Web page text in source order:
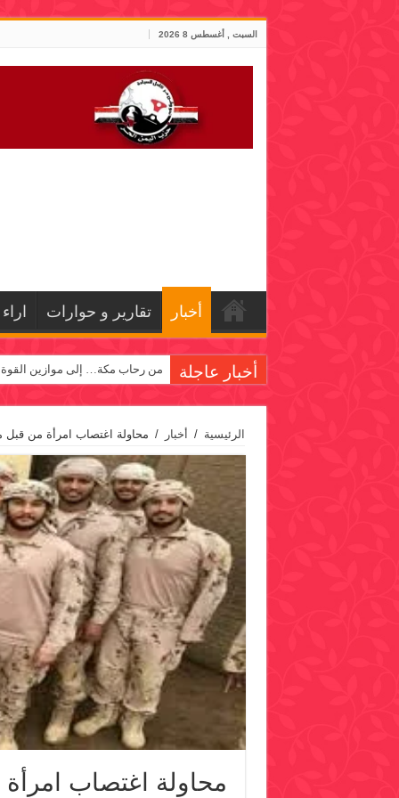
السبت , أغسطس 8 2026
أخبار تقارير و حوارات اراء
أخبار عاجلة من رحاب مكة… إلى موازين
الرئيسية / أخبار / محاولة اغتصاب امرأة من
محاولة اغتصاب